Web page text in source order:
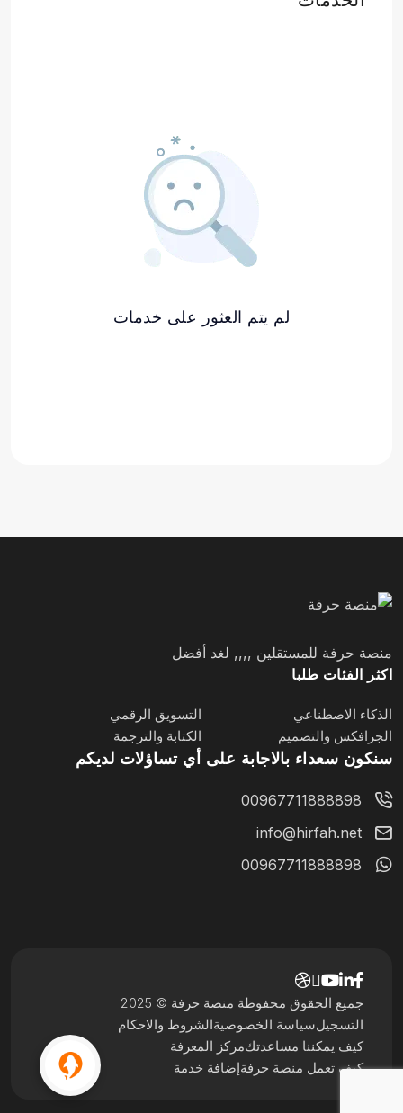
لم يتم العثور على خدمات
منصة حرفة للمستقلين ,,,, لغد أفضل
اكثر الفئات طلبا
الذكاء الاصطناعي
التسويق الرقمي
الجرافكس والتصميم
الكتابة والترجمة
سنكون سعداء بالاجابة على أي تساؤلات لديكم
00967711888898
info@hirfah.net
00967711888898
التسجيلسياسة الخصوصيةالشروط والاحكام
كيف يمكننا مساعدتكمركز المعرفة
كيف تعمل منصة حرفةإضافة خدمة
جميع الحقوق محفوظة منصة حرفة © 2025